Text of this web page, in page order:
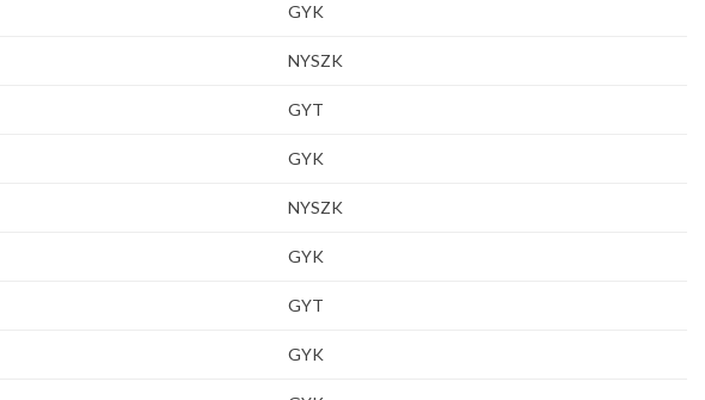
GYK
NYSZK
GYT
GYK
NYSZK
GYK
GYT
GYK